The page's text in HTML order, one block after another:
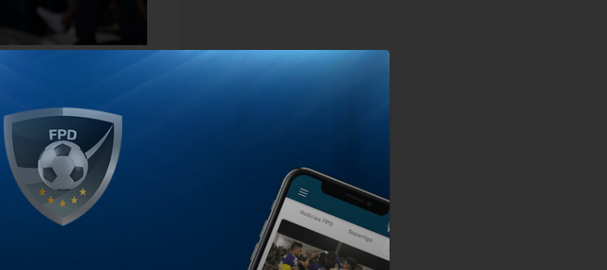
fuera de
nos tenemos que
es que se
agradecido por la